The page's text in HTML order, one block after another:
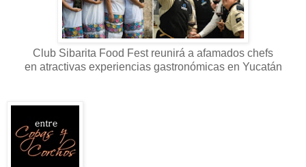
Club Sibarita Food Fest reunirá a afamados chefs
en atractivas experiencias gastronómicas en Yucatán